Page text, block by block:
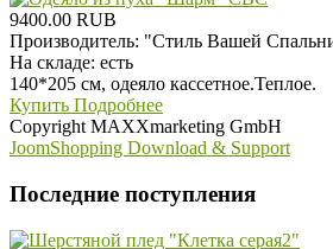
9400.00 RUB
Производитель: "Стиль Вашей
На складе: есть
140*205 см, одеяло кассетное.Теплое.
Купить Подробнее
Copyright MAXXmarketing GmbH
JoomShopping Download & Support
Последние поступления